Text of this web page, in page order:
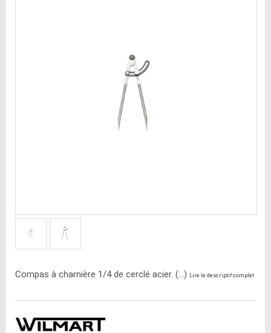
Compas à charnière 1/4 de cerclé acier. (...) Lire le descriptif complet